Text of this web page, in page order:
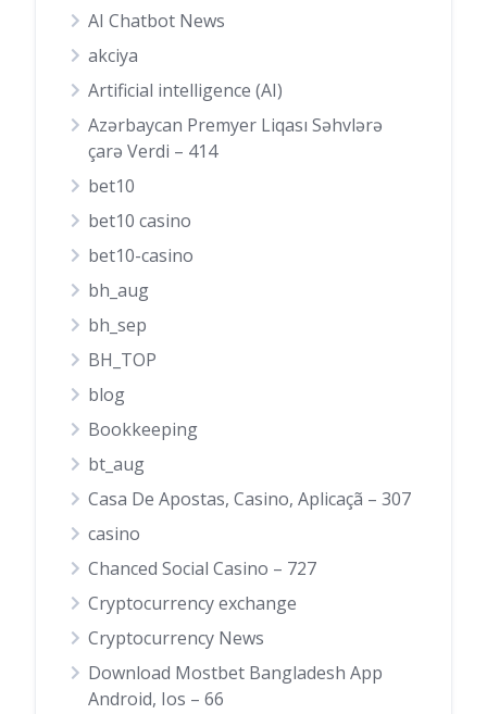
AI Chatbot News
akciya
Artificial intelligence (AI)
Azərbaycan Premyer Liqası Səhvlərə
çarə Verdi – 414
bet10
bet10 casino
bet10-casino
bh_aug
bh_sep
BH_TOP
blog
Bookkeeping
bt_aug
Casa De Apostas, Casino, Aplicaçã – 307
casino
Chanced Social Casino – 727
Cryptocurrency exchange
Cryptocurrency News
Download Mostbet Bangladesh App
Android, Ios – 66